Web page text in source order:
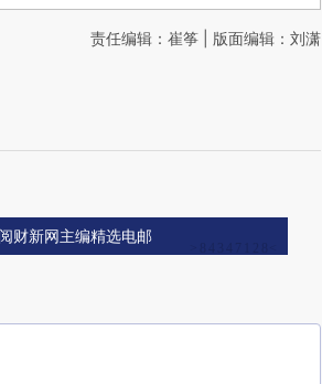
责任编辑：崔筝 | 版面编辑：刘潇
财新网主编精选电邮